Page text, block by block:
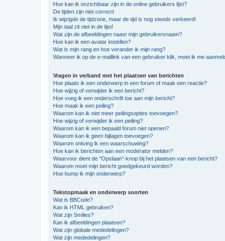
Hoe kan ik onzichtbaar zijn in de online gebruikers lijst?
De tijden zijn niet correct!
Ik wijzigde de tijdzone, maar de tijd is nog steeds verkeerd!
Mijn taal zit niet in de lijst!
Wat zijn de afbeeldingen naast mijn gebruikersnaam?
Hoe kan ik een avatar instellen?
Wat is mijn rang en hoe verander ik mijn rang?
Wanneer ik op de e-maillink van een gebruiker klik, moet ik me
Vragen in verband met het plaatsen van berichten
Hoe plaats ik een onderwerp in een forum of maak een reactie?
Hoe wijzig of verwijder ik een bericht?
Hoe voeg ik een onderschrift toe aan mijn bericht?
Hoe maak ik een peiling?
Waarom kan ik niet meer peilingsopties toevoegen?
Hoe wijzig of verwijder ik een peiling?
Waarom kan ik een bepaald forum niet openen?
Waarom kan ik geen bijlagen toevoegen?
Waarom ontving ik een waarschuwing?
Hoe kan ik berichten aan een moderator melden?
Waarvoor dient de "Opslaan"-knop bij het plaatsen van een bericht?
Waarom moet mijn bericht goedgekeurd worden?
Hoe bump ik mijn onderwerp?
Tekstopmaak en onderwerp soorten
Wat is BBCode?
Kan ik HTML gebruiken?
Wat zijn Smilies?
Kan ik afbeeldingen plaatsen?
Wat zijn globale mededelingen?
Wat zijn mededelingen?